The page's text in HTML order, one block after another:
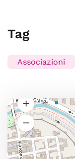
Tag
Associazioni